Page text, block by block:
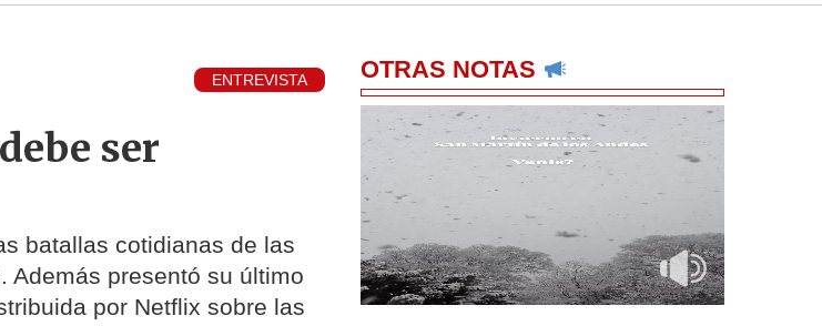
ENTREVISTA
ser
batallas cotidianas de las
Además presentó su último
por Netflix sobre las
OTRAS NOTAS